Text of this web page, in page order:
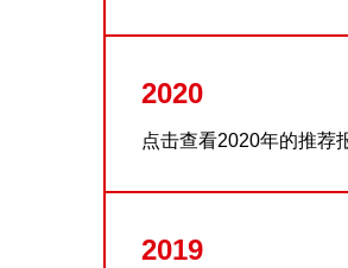
2020
点击查看2020年的推荐
2019